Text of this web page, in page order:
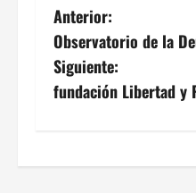
N
a
v
g
Anterior:
Observatorio de la
Siguiente:
fundación Libertad y